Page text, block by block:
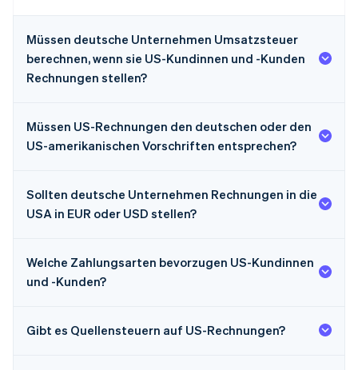
Müssen deutsche Unternehmen Umsatzsteuer
berechnen, wenn sie US-Kundinnen und -Kunden
Rechnungen stellen?
Müssen US-Rechnungen den deutschen oder den
US-amerikanischen Vorschriften entsprechen?
Sollten deutsche Unternehmen Rechnungen in die
USA in EUR oder USD stellen?
Welche Zahlungsarten bevorzugen US-Kundinnen
und -Kunden?
Gibt es Quellensteuern auf US-Rechnungen?